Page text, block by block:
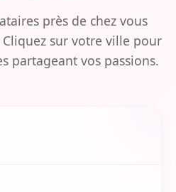
près de chez vous
sur votre ville pour
partageant vos passions.